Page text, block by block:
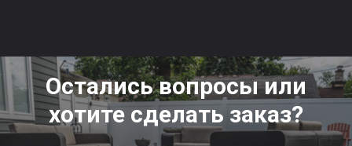
Остались вопросы или
хотите сделать заказ?